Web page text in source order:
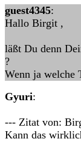
guest4345:
Hallo Birgit ,
läßt Du denn
?
Wenn ja welche
Gyuri:
--- Zitat von:
Kann das